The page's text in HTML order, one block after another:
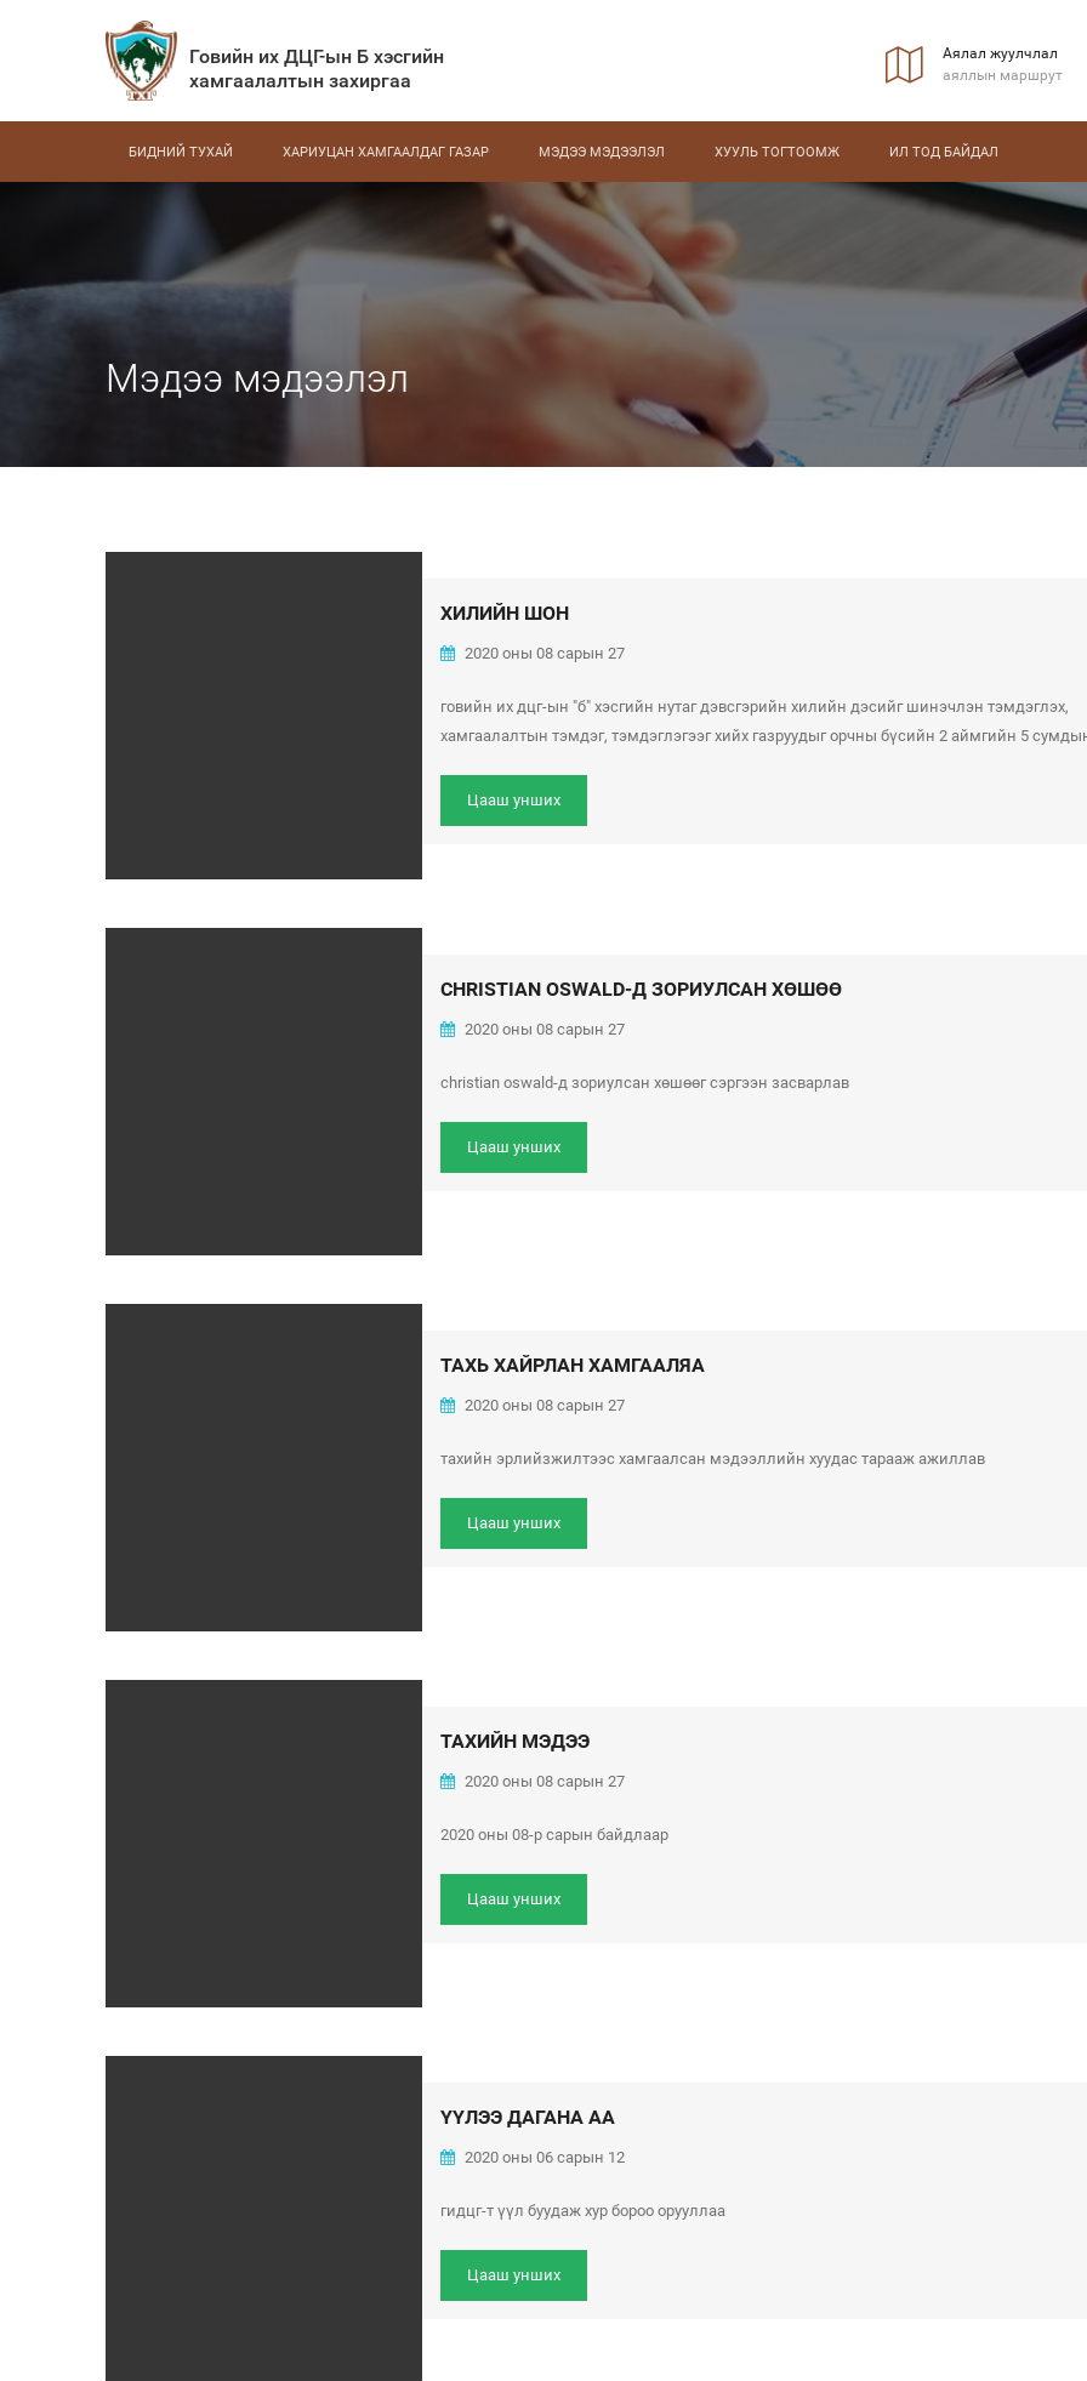
Говийн их ДЦГ-ын Б хэсгийн
хамгаалалтын захиргаа
Аялал жуулчлал
аяллын маршрут
БИДНИЙ ТУХАЙ ХАРИУЦАН ХАМГААЛДАГ ГАЗАР МЭДЭЭ МЭДЭЭЛЭЛ ХУУЛЬ ТОГТООМЖ ИЛ ТОД БАЙДАЛ
Мэдээ мэдээлэл
ХИЛИЙН ШОН
2020 оны 08 сарын 27
говийн их дцг-ын "б" хэсгийн нутаг дэвсгэрийн хилийн дэсийг шинэчлэн тэмдэглэх,
хамгаалалтын тэмдэг, тэмдэглэгээг хийх газруудыг орчны бүсийн 2 аймгийн 5
Цааш унших
CHRISTIAN OSWALD-Д ЗОРИУЛСАН ХӨШӨӨ
2020 оны 08 сарын 27
christian oswald-д зориулсан хөшөөг сэргээн засварлав
Цааш унших
ТАХЬ ХАЙРЛАН ХАМГААЛЯА
2020 оны 08 сарын 27
тахийн эрлийзжилтээс хамгаалсан мэдээллийн хуудас тарааж ажиллав
Цааш унших
ТАХИЙН МЭДЭЭ
2020 оны 08 сарын 27
2020 оны 08-р сарын байдлаар
Цааш унших
ҮҮЛЭЭ ДАГАНА АА
2020 оны 06 сарын 12
гидцг-т үүл буудаж хур бороо орууллаа
Цааш унших